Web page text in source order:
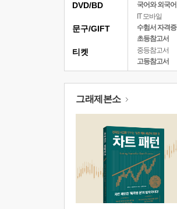
국어와 외국어
IT 모바일
수험서 자격증
초등참고서
중등참고서
고등참고서
DVD/BD
문구/GIFT
티켓
그래제본소